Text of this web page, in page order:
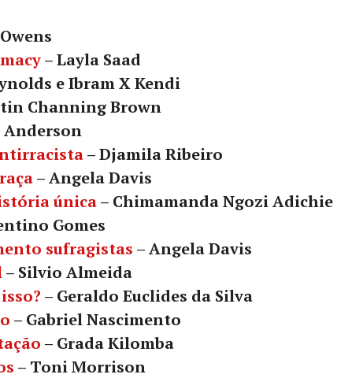
– Layla Saad
e Ibram X Kendi
Channing Brown
Anderson
– Djamila Ribeiro
– Angela Davis
única– Chimamanda Ngozi Adichie
Gomes
sufragistas – Angela Davis
– Silvio Almeida
– Geraldo Euclides da Silva
– Gabriel Nascimento
– Grada Kilomba
– Toni Morrison